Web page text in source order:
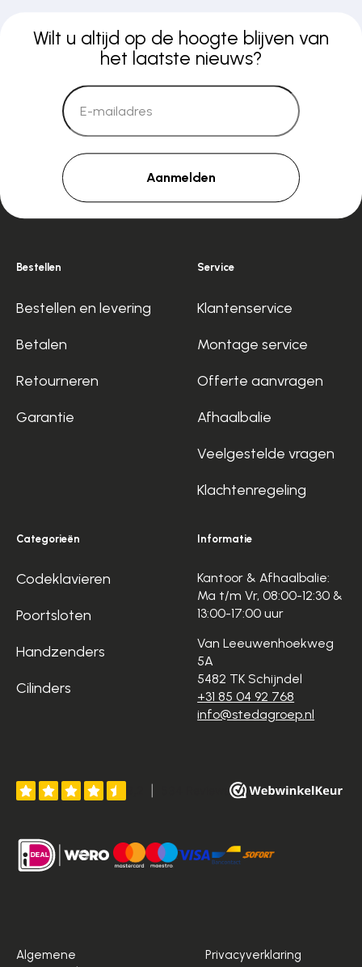
Wilt u altijd op de hoogte blijven van
het laatste nieuws?
Aanmelden
Bestellen
Bestellen en levering
Betalen
Retourneren
Garantie
Service
Klantenservice
Montage service
Offerte aanvragen
Afhaalbalie
Veelgestelde vragen
Klachtenregeling
Categorieën
Codeklavieren
Poortsloten
Handzenders
Cilinders
Informatie
Kantoor & Afhaalbalie:
Ma t/m Vr, 08:00-12:30 &
13:00-17:00 uur
Van Leeuwenhoekweg
5A
5482 TK Schijndel
+31 85 04 92 768
info@stedagroep.nl
Algemene
Privacyverklaring